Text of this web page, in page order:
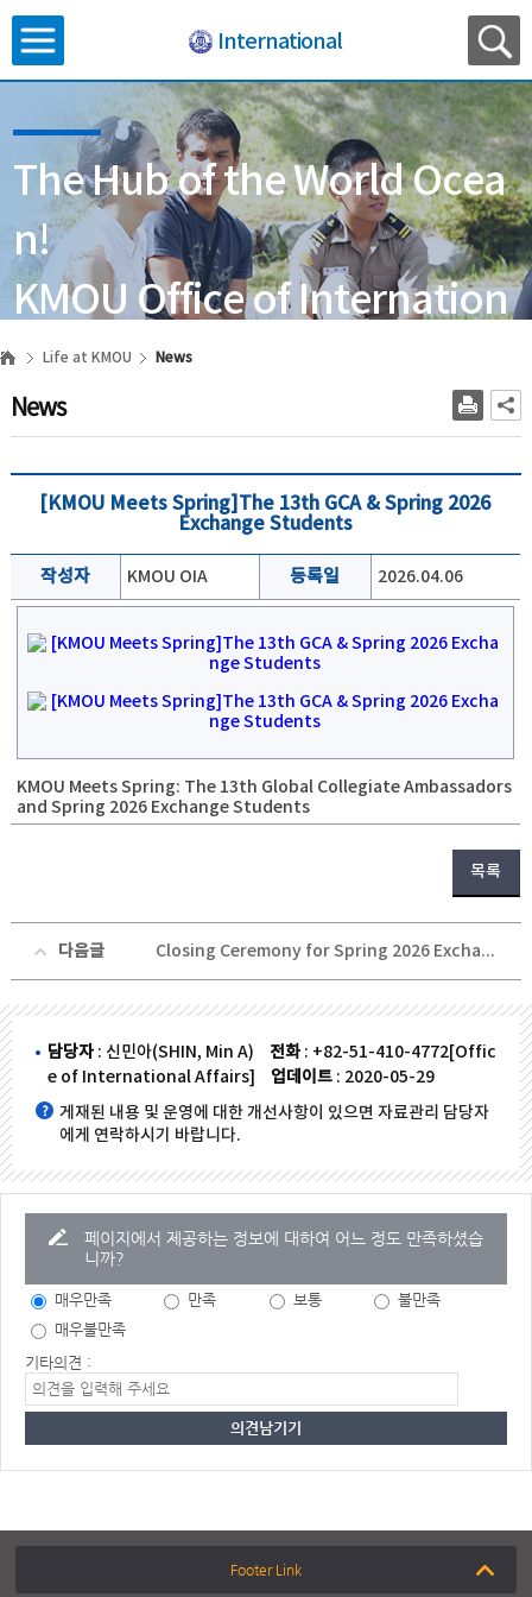
International
The Hub of the World Ocea
n!
KMOU Office of Internation
al Affairs
Life at KMOU News
News
[KMOU Meets Spring]The 13th GCA & Spring 2026
Exchange Students
작성자 KMOU OIA 등록일 2026.04.06
KMOU Meets Spring: The 13th Global Collegiate Ambassadors
and Spring 2026 Exchange Students
목록
다음글 Closing Ceremony for Spring 2026 Exchange Students
담당자 : 신민아(SHIN, Min A) 전화 : +82-51-410-4772[Offic
e of International Affairs]
업데이트 : 2020-05-29
게재된 내용 및 운영에 대한 개선사항이 있으면 자료관리 담당자
에게 연락하시기 바랍니다.
페이지에서 제공하는 정보에 대하여 어느 정도 만족하셨습
니까?
매우만족 만족 보통
불만족
매우불만족
기타의견 :
Footer Link